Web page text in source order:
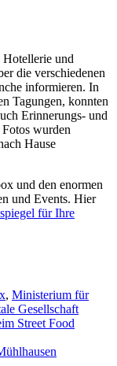
Hotellerie und
die verschiedenen
informieren. In
Tagungen, konnten
Erinnerungs- und
wurden
Hause
und den enormen
und Events. Hier
für Ihre
, Ministerium für
Gesellschaft
Street Food